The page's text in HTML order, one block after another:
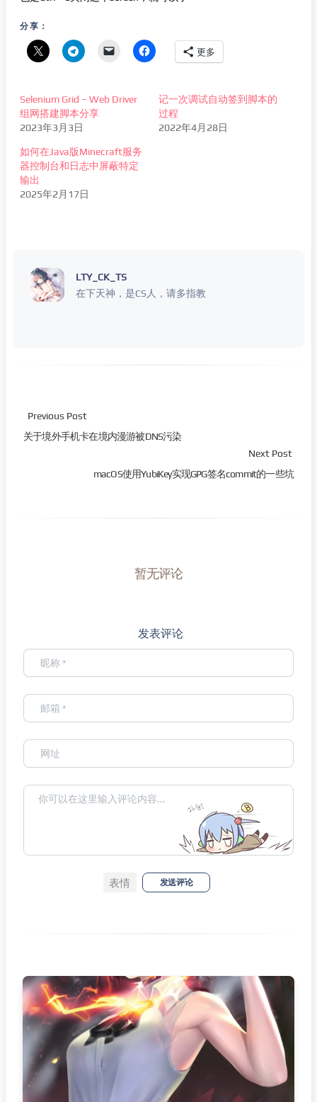
分享：
更多
Selenium Grid – Web Driver
组网搭建脚本分享
2023年3月3日
记一次调试自动签到脚本的
过程
2022年4月28日
如何在Java版Minecraft服务
器控制台和日志中屏蔽特定
输出
2025年2月17日
LTY_CK_TS
在下天神，是CS人，请多指教
Previous Post
关于境外手机卡在境内漫游被DNS污染
Next Post
macOS使用YubiKey实现GPG签名commit的一些坑
暂无评论
发表评论
表情 发送评论